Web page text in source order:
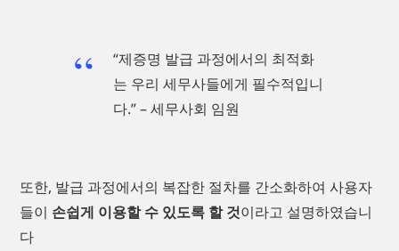
“제증명 발급 과정에서의 최적화
는 우리 세무사들에게 필수적입니
다.” – 세무사회 임원
또한, 발급 과정에서의 복잡한 절차를 간소화하여 사용자
들이 손쉽게 이용할 수 있도록 할 것이라고 설명하였습니
다